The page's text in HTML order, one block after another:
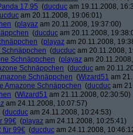
17,95 (ducduc am 19.11.2008,
am 20.11.2008, 19:06:01)
(playaz am 20.11.2008, 19:37:00)
(ducduc am 20.11.2008,
(playaz am 20.11.2008,
Schnäppchen (ducduc am 20.11.2008,
Schnäppchen (playaz am
Schnäppchen (ducduc am
Schnäppchen (Wizard51 am
Amazone Schnäppchen (ducduc am
(Wizard51 am 21.11.2008, 02:30:50)
am 24.11.2008, 10:07:57)
(ducduc am 24.11.2008, 10:24:53)
99€ (playaz am 24.11.2008, 10:25:41)
für 99€ (ducduc am 24.11.2008,